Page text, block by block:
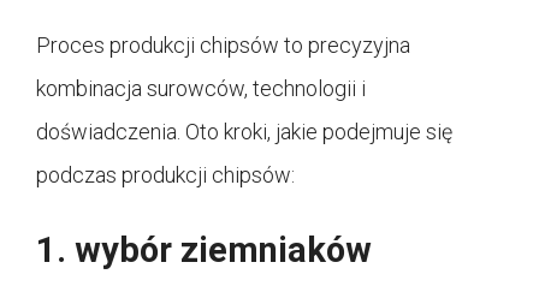
Proces produkcji chipsów to precyzyjna
kombinacja surowców, technologii i
doświadczenia. Oto kroki, jakie podejmuje się
podczas produkcji chipsów:
1. wybór ziemniaków